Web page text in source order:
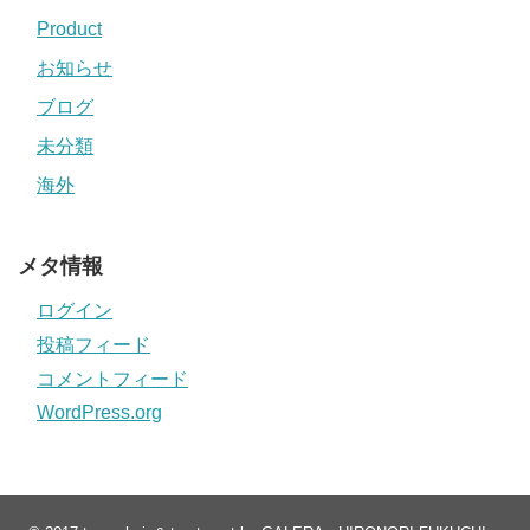
Product
お知らせ
ブログ
未分類
海外
メタ情報
ログイン
投稿フィード
コメントフィード
WordPress.org